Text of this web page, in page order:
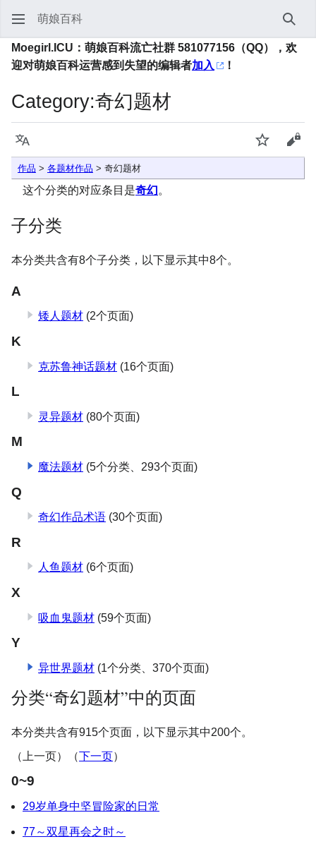
萌娘百科
搜索
Moegirl.ICU：萌娘百科流亡社群 581077156（QQ），欢
迎对萌娘百科运营感到失望的编辑者加入 ！
Category:奇幻题材
语言 监视 查
作品 > 各题材作品 > 奇幻题材
这个分类的对应条目是奇幻。
子分类
本分类共含有8个子分类，以下显示其中8个。
A
矮人题材 (2个页面)
K
克苏鲁神话题材 (16个页面)
L
灵异题材 (80个页面)
M
魔法题材 (5个分类、​293个页面)
Q
奇幻作品术语 (30个页面)
R
人鱼题材 (6个页面)
X
吸血鬼题材 (59个页面)
Y
异世界题材 (1个分类、​370个页面)
分类“奇幻题材”中的页面
本分类共含有915个页面，以下显示其中200个。
（上一页）（下一页）
0~9
29岁单身中坚冒险家的日常
77～双星再会之时～